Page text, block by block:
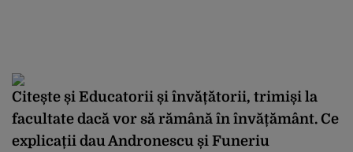
Citește și Educatorii și învățătorii, trimiși la
facultate dacă vor să rămână în învățământ. Ce
explicații dau Andronescu și Funeriu